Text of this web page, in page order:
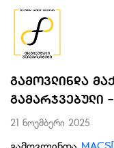
ᲒᲐᲛᲝᲕᲚᲘᲜᲓᲐ
ᲒᲐᲛᲐᲠᲯᲕᲔᲑᲣᲚᲘ
21 ნოემბერი 2025
გამოვლინდა